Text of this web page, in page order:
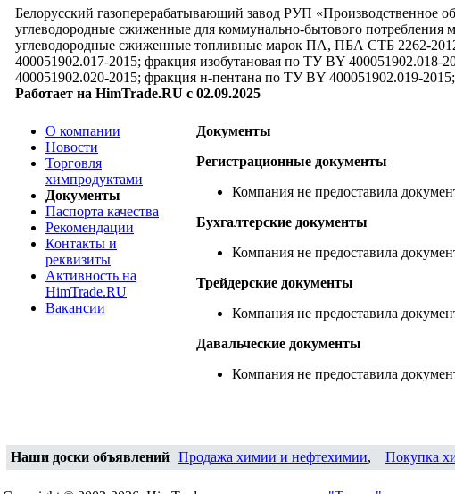
Белорусский газоперерабатывающий завод РУП «Производственное
углеводородные сжиженные для коммунально-бытового
углеводородные сжиженные топливные марок ПА, ПБА СТБ 2262-
400051902.017-2015; фракция изобутановая по ТУ BY 400051902.018-
400051902.020-2015; фракция н-пентана по ТУ BY 400051902.019-
Работает на HimTrade.RU с 02.09.2025
О компании
Новости
Торговля
химпродуктами
Документы
Паспорта качества
Рекомендации
Контакты и
реквизиты
Активность на
HimTrade.RU
Вакансии
Документы
Регистрационные документы
Компания не предоставила
Бухгалтерские документы
Компания не предоставила
Трейдерские документы
Компания не предоставила
Давальческие документы
Компания не предоставила
Наши доски объявлений Продажа химии и нефтехимии, Покупка